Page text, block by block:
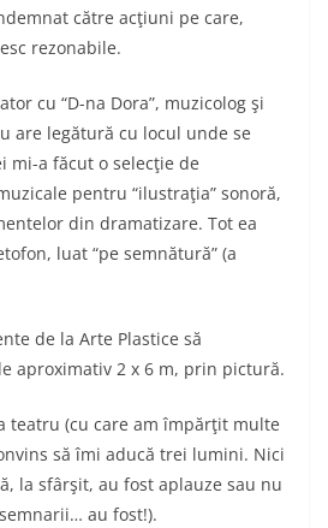
către acţiuni pe care,
rezonabile.
cu “D-na Dora”, muzicolog şi
are legătură cu locul unde se
mi-a făcut o selecţie de
pentru “ilustraţia” sonoră,
din dramatizare. Tot ea
luat “pe semnătură” (a
de la Arte Plastice să
aproximativ 2 x 6 m, prin pictură.
teatru (cu care am împărţit multe
să îmi aducă trei lumini. Nici
la sfârşit, au fost aplauze sau nu
au fost!).